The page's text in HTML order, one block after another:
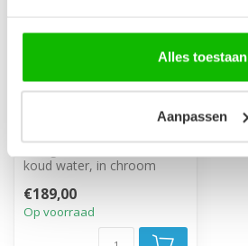
Alles toestaan
Aanpassen
Staande badkraan Fuji
koud water, in chroom
handgreep.
€189,00
Op voorraad